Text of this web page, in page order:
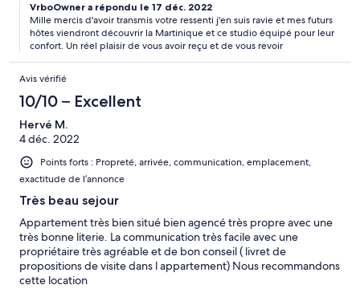
VrboOwner a répondu le 17 déc. 2022
Mille mercis d'avoir transmis votre ressenti j'en suis ravie et mes futurs
hôtes viendront découvrir la Martinique et ce studio équipé pour leur
confort. Un réel plaisir de vous avoir reçu et de vous revoir
Avis vérifié
10/10 – Excellent
Hervé M.
4 déc. 2022
Points forts : Propreté, arrivée, communication, emplacement,
exactitude de l’annonce
Très beau sejour
Appartement très bien situé bien agencé très propre avec une
très bonne literie. La communication très facile avec une
propriétaire très agréable et de bon conseil ( livret de
propositions de visite dans l appartement) Nous recommandons
cette location